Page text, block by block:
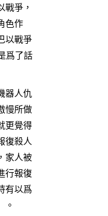
戰爭，
色作
以戰爭
爲了話
器人仇
慢所做
更覺得
復殺人
家人被
行報復
有以爲
。